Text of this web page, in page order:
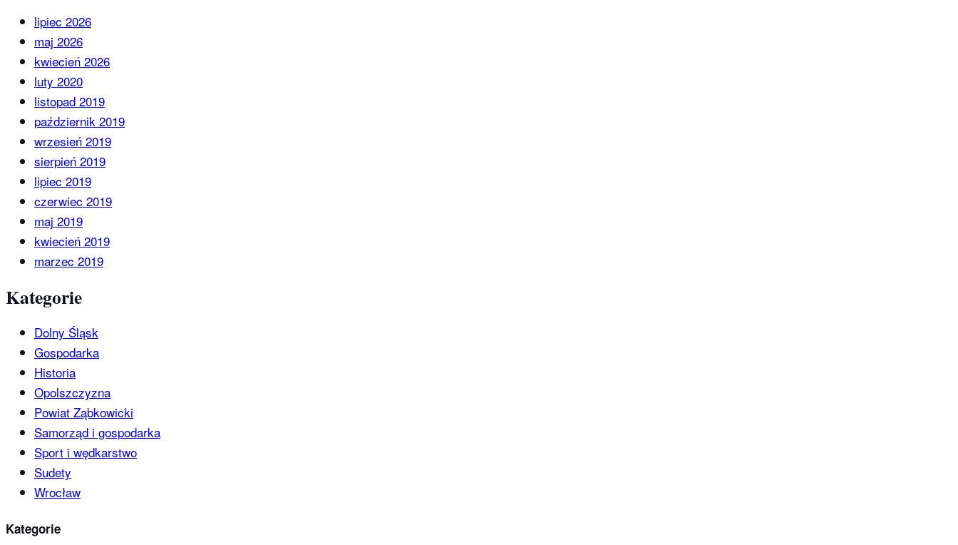
lipiec 2026
maj 2026
kwiecień 2026
luty 2020
listopad 2019
październik 2019
wrzesień 2019
sierpień 2019
lipiec 2019
czerwiec 2019
maj 2019
kwiecień 2019
marzec 2019
Kategorie
Dolny Śląsk
Gospodarka
Historia
Opolszczyzna
Powiat Ząbkowicki
Samorząd i gospodarka
Sport i wędkarstwo
Sudety
Wrocław
Kategorie